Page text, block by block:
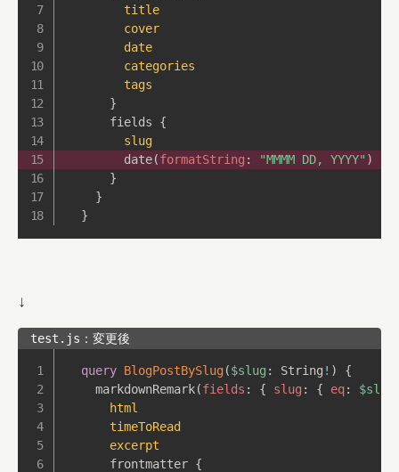
title
cover
date
categories
tags
}
fields
{
slug
date(formatString : "MMMM DD, YYYY" )
}
}
}
↓
test.js：変更後
query BlogPostBySlug($slug : String ! )
{
markdownRemark(fields : { slug : { eq:
$slug
html
timeToRead
excerpt
frontmatter {